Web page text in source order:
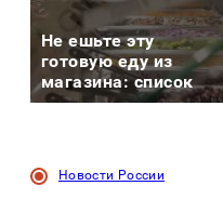
Не ешьте эту
готовую еду из
магазина: список
Новости России